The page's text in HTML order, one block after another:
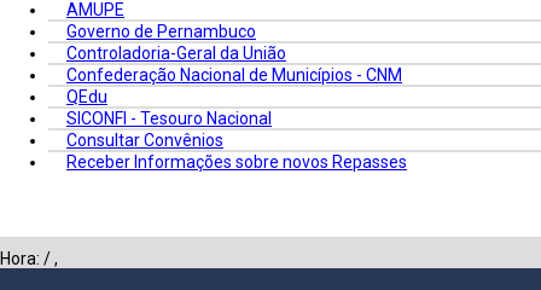
AMUPE
Governo de Pernambuco
Controladoria-Geral da União
Confederação Nacional de Municípios - CNM
QEdu
SICONFI - Tesouro Nacional
Consultar Convênios
Receber Informações sobre novos Repasses
Hora: /,